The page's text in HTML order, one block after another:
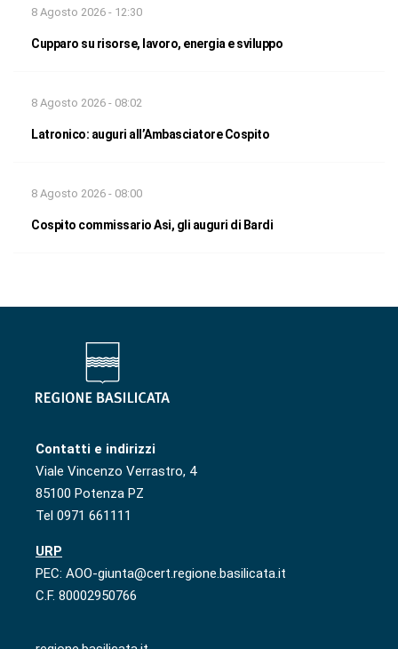
8 Agosto 2026 - 12:30
Cupparo su risorse, lavoro, energia e sviluppo
8 Agosto 2026 - 08:02
Latronico: auguri all’Ambasciatore Cospito
8 Agosto 2026 - 08:00
Cospito commissario Asi, gli auguri di Bardi
Contatti e indirizzi
Viale Vincenzo Verrastro, 4
85100 Potenza PZ
Tel 0971 661111
URP
PEC: AOO-giunta@cert.regione.basilicata.it
C.F. 80002950766